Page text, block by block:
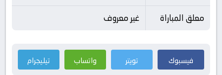
معلق المباراة
غير معروف
فيسبوك تويتر واتساب تيليجرام